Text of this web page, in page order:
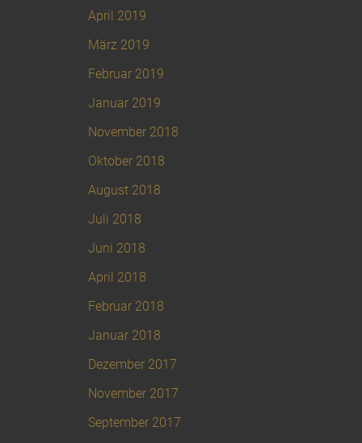
April 2019
März 2019
Februar 2019
Januar 2019
November 2018
Oktober 2018
August 2018
Juli 2018
Juni 2018
April 2018
Februar 2018
Januar 2018
Dezember 2017
November 2017
September 2017